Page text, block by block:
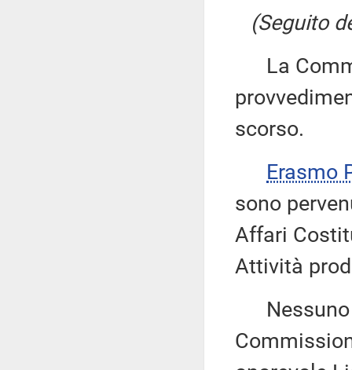
(Seguito
La
scorso.
Erasmo
sono
Affari
Attività
Nessuno